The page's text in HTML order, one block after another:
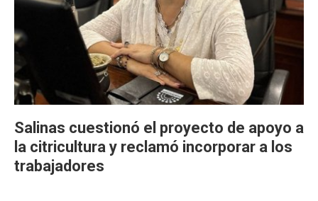
Salinas cuestionó el proyecto de apoyo a
la citricultura y reclamó incorporar a los
trabajadores